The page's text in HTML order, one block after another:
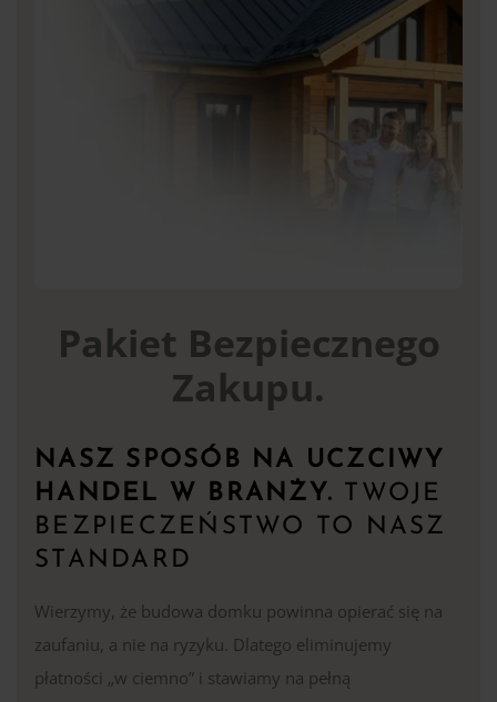
Pakiet Bezpiecznego
Zakupu.
NASZ SPOSÓB NA UCZCIWY
HANDEL W BRANŻY.
TWOJE
BEZPIECZEŃSTWO TO NASZ
STANDARD
Wierzymy, że budowa domku powinna opierać się na
zaufaniu, a nie na ryzyku. Dlatego eliminujemy
płatności „w ciemno” i stawiamy na pełną